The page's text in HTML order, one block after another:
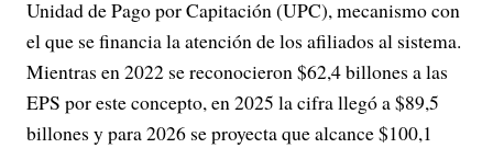
Unidad de Pago por Capitación (UPC), mecanismo con
el que se financia la atención de los afiliados al sistema.
Mientras en 2022 se reconocieron $62,4 billones a las
EPS por este concepto, en 2025 la cifra llegó a $89,5
billones y para 2026 se proyecta que alcance $100,1